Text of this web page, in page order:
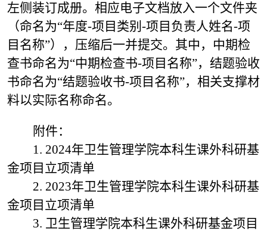
左侧装订成册。相应电子文档放入一个文件夹
（命名为“年度-项目类别-项目负责人姓名-项
目名称”），压缩后一并提交。其中，中期检
查书命名为“中期检查书-项目名称”，结题验收
书命名为“结题验收书-项目名称”，相关支撑材
料以实际名称命名。
附件：
1. 2024年卫生管理学院本科生课外科研基
金项目立项清单
2. 2023年卫生管理学院本科生课外科研基
金项目立项清单
3. 卫生管理学院本科生课外科研基金项目